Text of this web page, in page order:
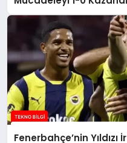
Fenerbahçe’nin Yıldızı